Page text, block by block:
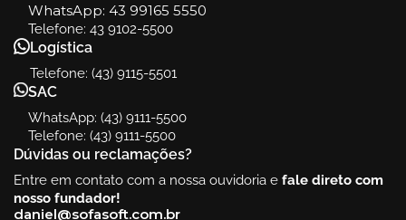
WhatsApp: 43 99165 5550
Telefone: 43 9102-5500
Logística
Telefone: (43) 9115-5501
SAC
WhatsApp: (43) 9111-5500
Telefone: (43) 9111-5500
Dúvidas ou reclamações?
Entre em contato com a nossa ouvidoria e fale direto com
nosso fundador!
daniel@sofasoft.com.br